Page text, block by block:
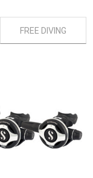
FREE DIVING